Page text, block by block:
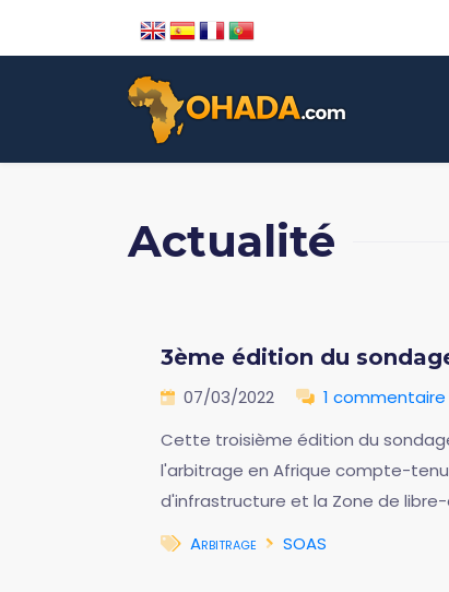
Actualité
3ème édition du
07/03/2022
1 commentaire
Cette troisième édition du
l'arbitrage en Afrique compte-
d'infrastructure et la Zone de
Arbitrage
SOAS